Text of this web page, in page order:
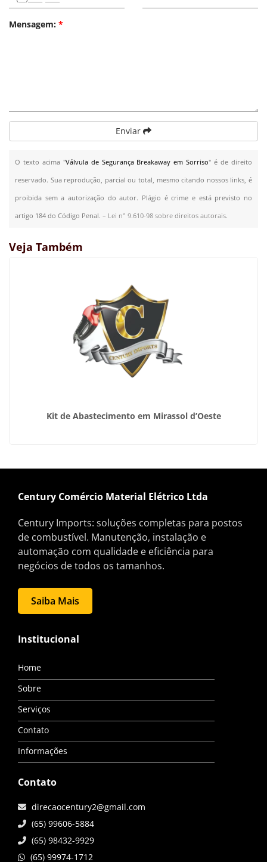
Mensagem: *
Enviar
O texto acima "Válvula de Segurança Breakaway em Sorriso" é de direito
reservado. Sua reprodução, parcial ou total, mesmo citando nossos links, é
proibida sem a autorização do autor. Plágio é crime e está previsto no
artigo 184 do Código Penal. – Lei n° 9.610-98 sobre direitos autorais.
Veja Também
Kit de Abastecimento em Mirassol d’Oeste
Century Comércio Material Elétrico Ltda
Century Imports: soluções completas para postos
de combustível. Manutenção, instalação e
automação com qualidade e eficiência para
negócios de todos os tamanhos.
Saiba Mais
Institucional
Home
Sobre
Serviços
Contato
Informações
Contato
direcaocentury2@gmail.com
(65) 99606-5884
(65) 98432-9929
(65) 99974-1712